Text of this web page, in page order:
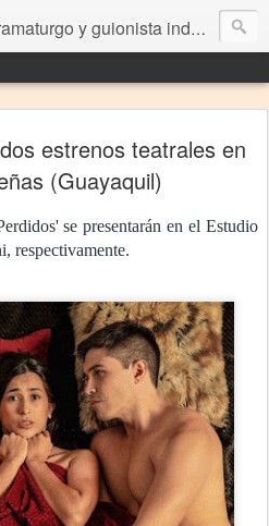
y guionista independiente
estrenos teatrales en
(Guayaquil)
se presentarán en el Estudio
respectivamente.